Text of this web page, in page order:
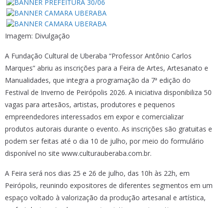
Imagem: Divulgação
A Fundação Cultural de Uberaba “Professor Antônio Carlos
Marques” abriu as inscrições para a Feira de Artes, Artesanato e
Manualidades, que integra a programação da 7ª edição do
Festival de Inverno de Peirópolis 2026. A iniciativa disponibiliza 50
vagas para artesãos, artistas, produtores e pequenos
empreendedores interessados em expor e comercializar
produtos autorais durante o evento. As inscrições são gratuitas e
podem ser feitas até o dia 10 de julho, por meio do formulário
disponível no site www.culturauberaba.com.br.
A Feira será nos dias 25 e 26 de julho, das 10h às 22h, em
Peirópolis, reunindo expositores de diferentes segmentos em um
espaço voltado à valorização da produção artesanal e artística,